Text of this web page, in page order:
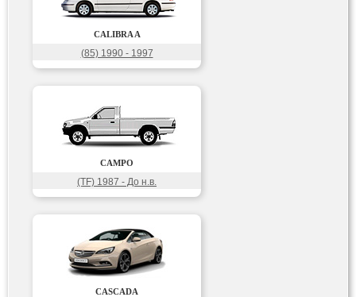
CALIBRA A
(85) 1990 - 1997
CAMPO
(TF) 1987 - До н.в.
CASCADA